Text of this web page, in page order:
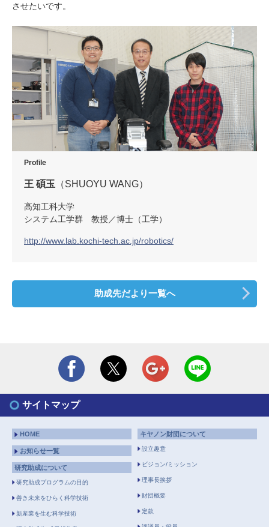
させたいです。
Profile
王 碩玉 （SHUOYU WANG）
高知工科大学
システム工学群 教授／博士（工学）
http://www.lab.kochi-tech.ac.jp/robotics/
助成先だより一覧へ
サイトマップ
HOME
お知らせ一覧
研究助成について
研究助成プログラムの目的
善き未来をひらく科学技術
新産業を生む科学技術
キヤノン財団について
設立趣意
ビジョン/ミッション
理事長挨拶
財団概要
定款